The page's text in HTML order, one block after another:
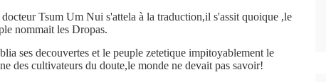
Tsum Um Nui s'attela à la traduction,il s'assit quoique ,le
nommait les Dropas.
ses decouvertes et le peuple zetetique impitoyablement le
des cultivateurs du doute,le monde ne devait pas savoir!